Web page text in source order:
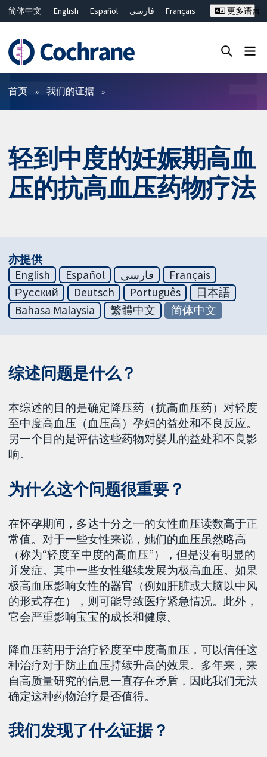
简体中文 English Español فارسی
Français
ไทย
繁體中文
更多语言
过滤
首页 我们的证据
轻到中度的妊娠期高血
压的抗高血压药物疗法
亦提供
English
Español فارسی
Français
Русский
Deutsch Português
日本語
Bahasa Malaysia
繁體中文 简体中文
综述问题是什么？
本综述的目的是确定降压药（抗高血压药）对轻度
至中度高血压（血压高）孕妇的益处和不良反应。
另一个目的是评估这些药物对婴儿的益处和不良影
响。
为什么这个问题很重要？
在怀孕期间，多达十分之一的女性血压读数高于正
常值。对于一些女性来说，她们的血压虽然略高
（称为“轻度至中度的高血压”），但是没有明显的
并发症。其中一些女性继续发展为极高血压。如果
极高血压影响女性的器官（例如肝脏或大脑以中风
的形式存在），则可能导致医疗紧急情况。此外，
它会严重影响宝宝的成长和健康。
降血压药用于治疗轻度至中度高血压，可以信任这
种治疗对于防止血压持续升高的效果。多年来，来
自高质量研究的信息一直存在矛盾，因此我们无法
确定这种药物治疗是否值得。
我们发现了什么证据？